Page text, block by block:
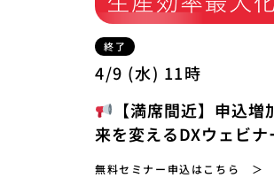
終了
4/9 (水) 11時
【満席間近】申込
来を変えるDXウェビ
無料セミナー申込はこちら ＞